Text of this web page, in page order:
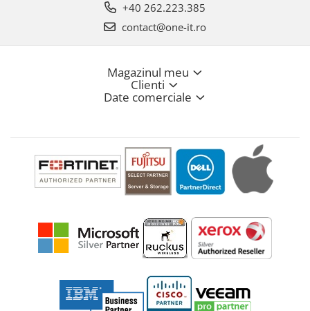
+40 262.223.385
contact@one-it.ro
Magazinul meu
Clienti
Date comerciale